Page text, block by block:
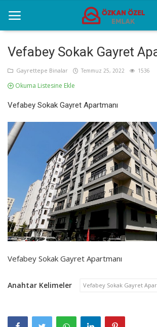
Anasayfa
Galeri
Türkçe
Vefabey Sokak Gayret
Gayrettepe Binalar Temmuz 25, 2022 1536
Okuma Listesine Ekle
Vefabey Sokak Gayret Apartmanı
Vefabey Sokak Gayret Apartmanı
Anahtar Kelimeler Vefabey Sokak Gayret